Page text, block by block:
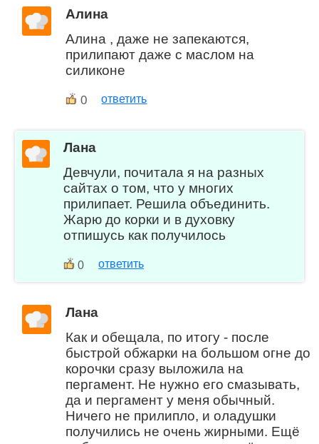
Алина
Алина , даже не запекаются,
прилипают даже с маслом на
силиконе
0 ответить
Лана
Девчули, почитала я на разных
сайтах о том, что у многих
прилипает. Решила объединить.
Жарю до корки и в духовку
отпишусь как получилось
0 ответить
Лана
Как и обещала, по итогу - после
быстрой обжарки на большом огне до
корочки сразу выложила на
пергамент. Не нужно его смазывать,
да и пергамент у меня обычный.
Ничего не прилипло, и оладушки
получились не очень жирными. Ещё